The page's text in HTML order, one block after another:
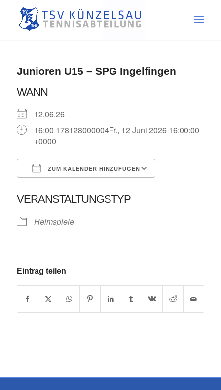
Junioren U15 – SPG Ingelfingen
WANN
12.06.26
16:00 178128000004Fr., 12 Juni 2026 16:00:00
+0000
ZUM KALENDER HINZUFÜGEN
VERANSTALTUNGSTYP
Heimspiele
Eintrag teilen